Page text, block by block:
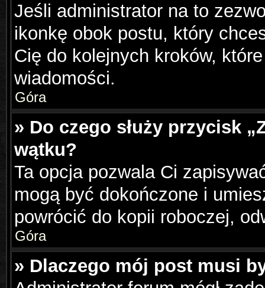
Jeśli administrator na to
ikonkę obok postu, który
Cię do kolejnych kroków,
wiadomości.
Góra
» Do czego służy przycisk
wątku?
Ta opcja pozwala Ci
mogą być dokończone i
powrócić do kopii roboczej,
Góra
» Dlaczego mój post musi